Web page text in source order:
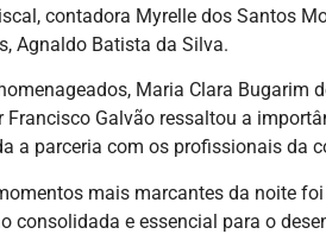
contadora Myrelle dos Santos
Agnaldo Batista da Silva.
Maria Clara Bugarim
Francisco Galvão ressaltou a
a parceria com os profissionais da
mais marcantes da noite
consolidada e essencial para o